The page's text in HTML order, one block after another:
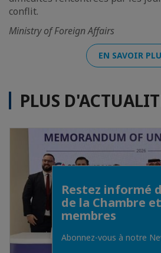
conflit.
Ministry of Foreign Affairs
EN SAVOIR
PLUS
Restez informé
de la Chambre
membres
Abonnez-vous à notre